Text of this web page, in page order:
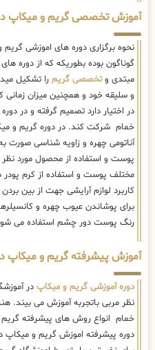
آموزش تخصصی گریم و میکاپ
نحوه برگزاری دوره های اموزشی
گوناگون بوده بطوریکه که از دوره
مبتدی وتخصصی گریم را تشکیل
و سلیقه خود و همچنین میزان زمانی
در اختیار دارد تصمیم گرفته و در
خمام شرکت کند. در دوره گریم و
آناتومی چهره و زاویه شناسی صورت
پوست و استفاده از محصول مورد
مختلف پوست و استفاده از کرم
کاربرد لوازم آرایشی جهت از بین
برای پوشاندن عیوب چهره و
رنگ پوست دور چشم استفاده می
آموزش پیشرفته گریم و میکاپ
دوره آموزشی گریم و میکاپ در
نظر مربی باتجربه آموزش می بیند.
خمام انواع روش های پیشرفته گریم
دوره پیشرفته اموزش گریم و میکاپ